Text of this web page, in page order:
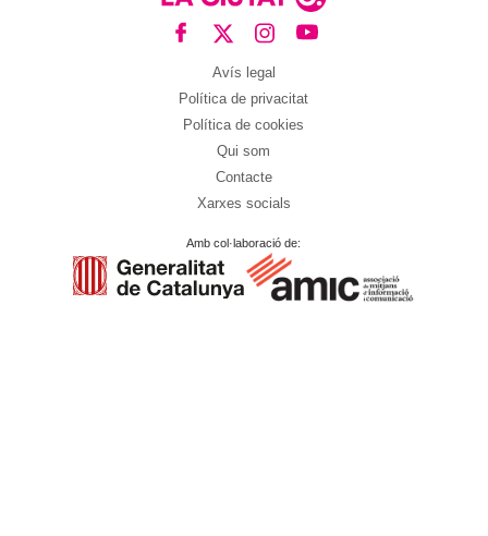
Avís legal
Política de privacitat
Política de cookies
Qui som
Contacte
Xarxes socials
Amb col·laboració de: